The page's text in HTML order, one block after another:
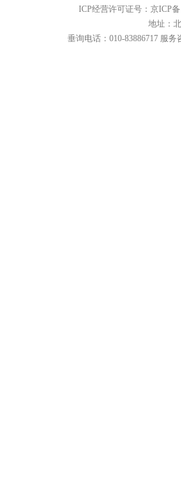
ICP经营许可证号：京ICP备
地址：
垂询电话：010-83886717 服务